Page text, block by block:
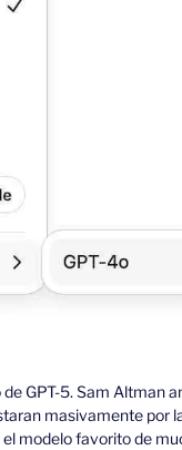
masivamente por
modelo favorito de